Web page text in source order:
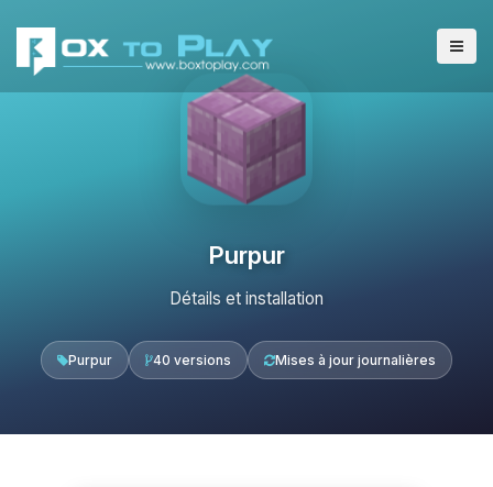
Purpur
Détails et installation
Purpur 40 versions Mises à jour journalières